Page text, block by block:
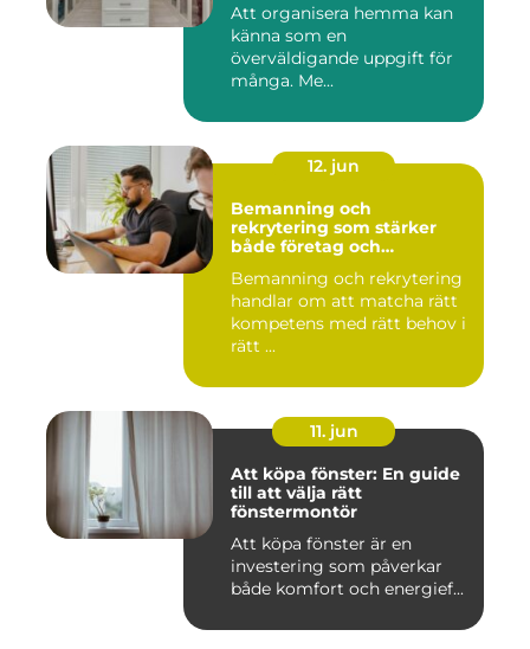
Att organisera hemma kan
känna som en
överväldigande uppgift för
många. Me...
12. jun
Bemanning och
rekrytering som stärker
både företag och
Bemanning och rekrytering
handlar om att matcha rätt
kompetens med rätt behov i
rätt ...
11. jun
Att köpa fönster: En guide
till att välja rätt
fönstermontör
Att köpa fönster är en
investering som påverkar
både komfort och energief...